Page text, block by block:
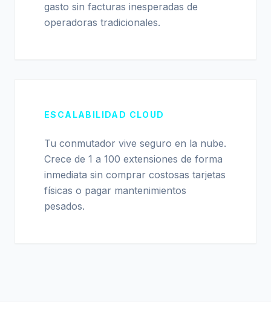
gasto sin facturas inesperadas de
operadoras tradicionales.
ESCALABILIDAD CLOUD
Tu conmutador vive seguro en la nube.
Crece de 1 a 100 extensiones de forma
inmediata sin comprar costosas tarjetas
físicas o pagar mantenimientos
pesados.